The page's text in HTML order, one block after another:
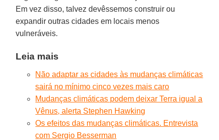
Em vez disso, talvez devêssemos construir ou
expandir outras cidades em locais menos
vulneráveis.
Leia mais
Não adaptar as cidades às mudanças climáticas
sairá no mínimo cinco vezes mais caro
Mudanças climáticas podem deixar Terra igual a
Vênus, alerta Stephen Hawking
Os efeitos das mudanças climáticas. Entrevista
com Sergio Besserman